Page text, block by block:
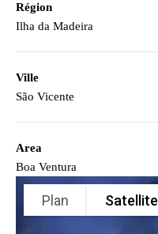
Région
Ilha da Madeira
Ville
São Vicente
Area
Boa Ventura
Plan Satellite